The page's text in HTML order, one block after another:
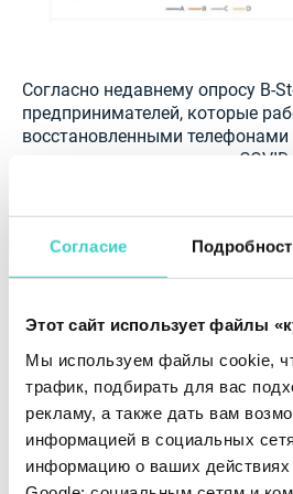
Согласие
Этот сайт использует файлы
Мы используем файлы cookie,
трафик, подбирать для вас
рекламу, а также дать вам
информацией в социальных
информацию о ваших действиях
Согласно недавнему опросу B-
предпринимателей, которые
восстановленными
пока не ощутили влияния
бизнес. Компании, которые
ограничений, теперь перешли
первых, изменилось поведение
(теперь все предпочитают
расходы на аренду и заработную
Узнайте, как настроить
этой статье.
Вы офлайн-ритейлер? Сегодня
возможность запустить свой